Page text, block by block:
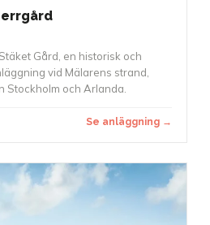
Gård, en historisk och
vid Mälarens strand,
Stockholm och Arlanda.
Se anläggning →